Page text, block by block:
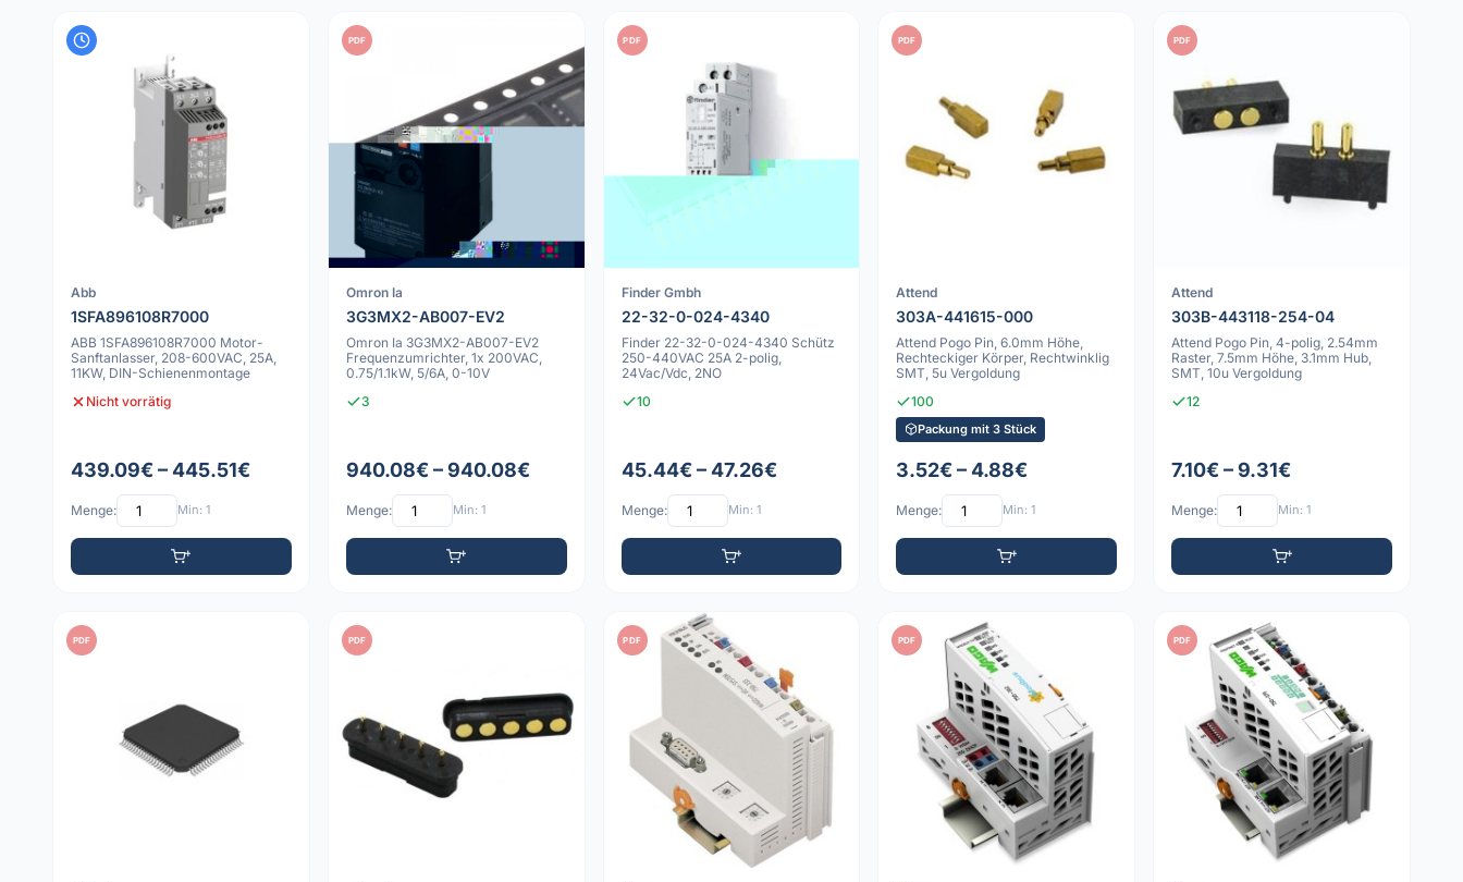
Abb
1SFA896108R7000
ABB 1SFA896108R7000 Motor-
Sanftanlasser, 208-600VAC, 25A,
11KW, DIN-Schienenmontage
Nicht vorrätig
439.09€ – 445.51€
Menge: Min: 1
PDF
Omron Ia
3G3MX2-AB007-EV2
Omron Ia 3G3MX2-AB007-EV2
Frequenzumrichter, 1x 200VAC,
0.75/1.1kW, 5/6A, 0-10V
3
940.08€ – 940.08€
Menge: Min: 1
PDF
Finder Gmbh
22-32-0-024-4340
Finder 22-32-0-024-4340 Schütz
250-440VAC 25A 2-polig,
24Vac/Vdc, 2NO
10
45.44€ – 47.26€
Menge: Min: 1
PDF
Attend
303A-441615-000
Attend Pogo Pin, 6.0mm Höhe,
Rechteckiger Körper, Rechtwinklig
SMT, 5u Vergoldung
100
Packung mit 3 Stück
3.52€ – 4.88€
Menge: Min: 1
PDF
Attend
303B-443118-254-04
Attend Pogo Pin, 4-polig, 2.54mm
Raster, 7.5mm Höhe, 3.1mm Hub,
SMT, 10u Vergoldung
12
7.10€ – 9.31€
Menge: Min: 1
PDF PDF PDF PDF PDF